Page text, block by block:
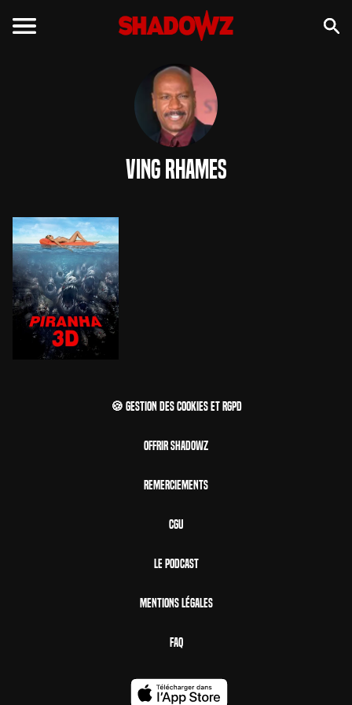
Ving Rhames
🍪 Gestion des cookies et RGPD
Offrir Shadowz
Remerciements
CGU
Le Podcast
Mentions Légales
FAQ